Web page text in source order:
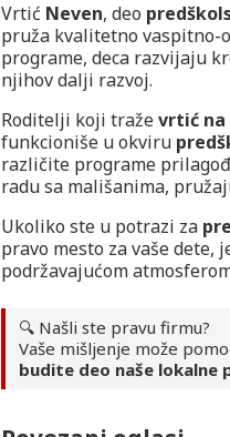
Vrtić Neven, deo
pruža kvalitetno vaspitno-
programe, deca razvijaju
njihov dalji razvoj.
Roditelji koji traževrtić na
funkcioniše u okviru
različite programe
radu sa mališanima,
Ukoliko ste u potrazi za
pravo mesto za vaše
podržavajućom
🔍 Našli ste pravu firmu?
Vaše mišljenje može
budite deo naše lokalne